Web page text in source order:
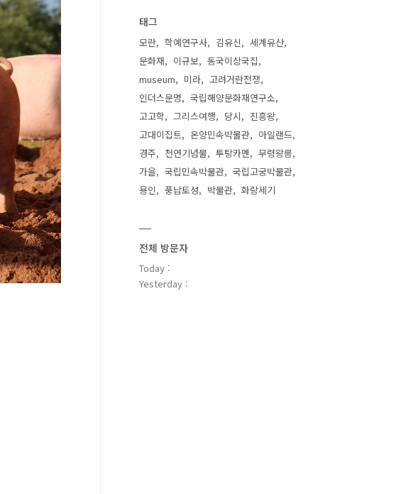
태그
모란 학예연구사 김유신
세계유산
문화재
이규보
동국이상국집
museum
미라
고려거란전쟁
인더스문명
국립해양문화재연구소
고고학
그리스여행 당시
진흥왕
고대이집트
온양민속박물관
아일랜드
경주
천연기념물 투탕카멘
무령왕릉
가을
국립민속박물관
국립고궁박물관
용인
풍납토성 박물관 화랑세기
전체 방문자
Today :
Yesterday :